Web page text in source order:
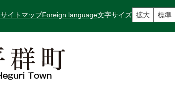
サイトマップForeign language文字サイズ 拡大 標準